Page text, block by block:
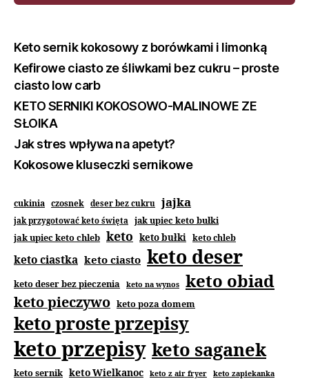
Keto sernik kokosowy z borówkami i limonką
Kefirowe ciasto ze śliwkami bez cukru – proste
ciasto low carb
KETO SERNIKI KOKOSOWO-MALINOWE ZE
SŁOIKA
Jak stres wpływa na apetyt?
Kokosowe kluseczki sernikowe
cukinia czosnek deser bez cukru jajka
jak przygotować keto święta jak upiec keto bułki
jak upiec keto chleb keto keto bułki keto chleb
keto ciastka keto ciasto keto deser
keto deser bez pieczenia keto na wynos keto obiad
keto pieczywo keto poza domem
keto proste przepisy
keto przepisy keto saganek
keto sernik keto Wielkanoc keto z air fryer keto zapiekanka